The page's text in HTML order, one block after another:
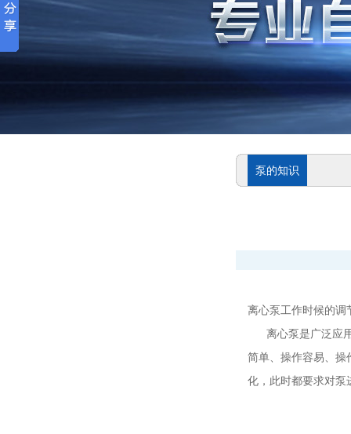
泵的知识
离心泵工作时候的调
离心泵是广泛应用
简单、操作容易、操
化，此时都要求对泵